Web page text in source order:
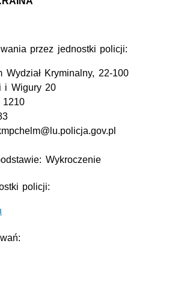
przez jednostki policji:
Wydział Kryminalny, 22-100
i Wigury 20
1210
Wykroczenie
policji: